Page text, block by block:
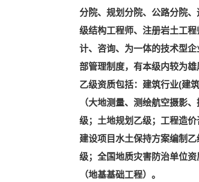
分院、规划分院、公路分院
级结构工程师、注册岩土工
计、咨询、为一体的技术型
部管理制度，有本级内较为
乙级资质包括：建筑行业(建
（大地测量、测绘航空摄影
级；土地规划乙级；工程造
建设项目水土保持方案编制
级；全国地质灾害防治单位
（地基基础工程）。